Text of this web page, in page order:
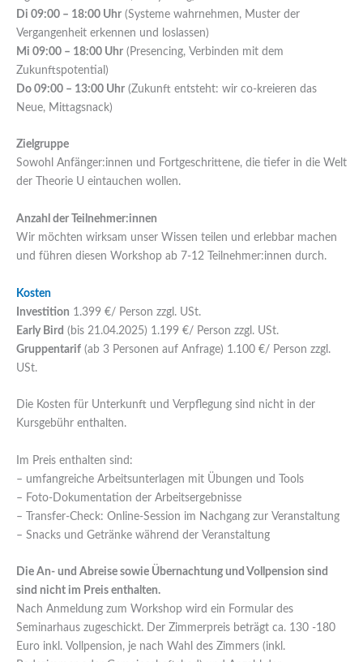
Di 09:00 – 18:00 Uhr (Systeme wahrnehmen, Muster der
Vergangenheit erkennen und loslassen)
Mi 09:00 – 18:00 Uhr (Presencing, Verbinden mit dem
Zukunftspotential)
Do 09:00 – 13:00 Uhr (Zukunft entsteht: wir co-kreieren das
Neue, Mittagsnack)
Zielgruppe
Sowohl Anfänger:innen und Fortgeschrittene, die tiefer in die Welt
der Theorie U eintauchen wollen.
Anzahl der Teilnehmer:innen
Wir möchten wirksam unser Wissen teilen und erlebbar machen
und führen diesen Workshop ab 7-12 Teilnehmer:innen durch.
Kosten
Investition 1.399 €/ Person zzgl. USt.
Early Bird (bis 21.04.2025) 1.199 €/ Person zzgl. USt.
Gruppentarif (ab 3 Personen auf Anfrage) 1.100 €/ Person zzgl.
USt.
Die Kosten für Unterkunft und Verpflegung sind nicht in der
Kursgebühr enthalten.
Im Preis enthalten sind:
– umfangreiche Arbeitsunterlagen mit Übungen und Tools
– Foto-Dokumentation der Arbeitsergebnisse
– Transfer-Check: Online-Session im Nachgang zur Veranstaltung
– Snacks und Getränke während der Veranstaltung
Die An- und Abreise sowie Übernachtung und Vollpension sind
sind nicht im Preis enthalten.
Nach Anmeldung zum Workshop wird ein Formular des
Seminarhaus zugeschickt. Der Zimmerpreis beträgt ca. 130 -180
Euro inkl. Vollpension, je nach Wahl des Zimmers (inkl.